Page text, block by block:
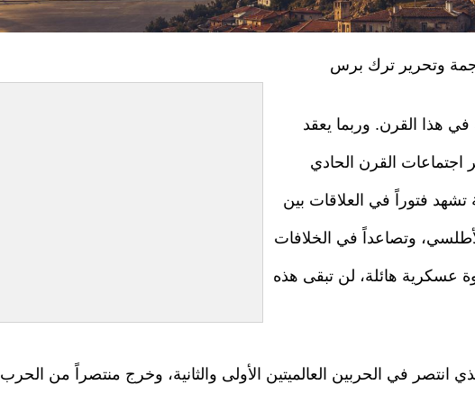
وتحرير ترك برس
هذا القرن. وربما يعقد
القرن الحادي
فتوراً في العلاقات بين
وتصاعداً في الخلافات
عسكرية هائلة، لن تبقى هذه
انتصر في الحربين العالميتين الأولى والثانية، وخرج منتصراً من الحرب